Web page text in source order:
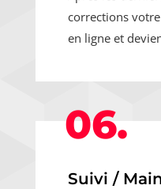
corrections
en ligne et
06.
Suivi /